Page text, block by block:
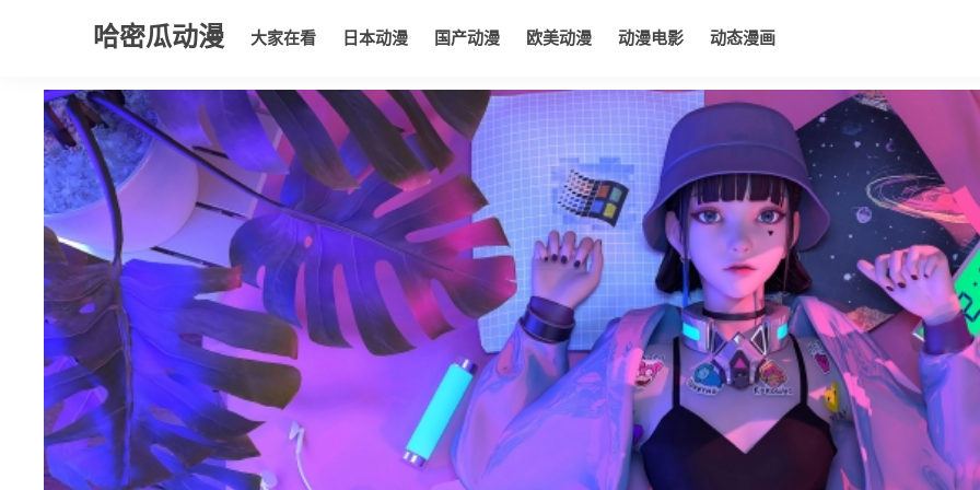
哈密瓜动漫 大家在看 日本动漫 国产动漫 欧美动漫 动漫电影 动态漫画
大家在看 日本动漫 国产动漫 欧美动漫 动漫电影 动态漫画